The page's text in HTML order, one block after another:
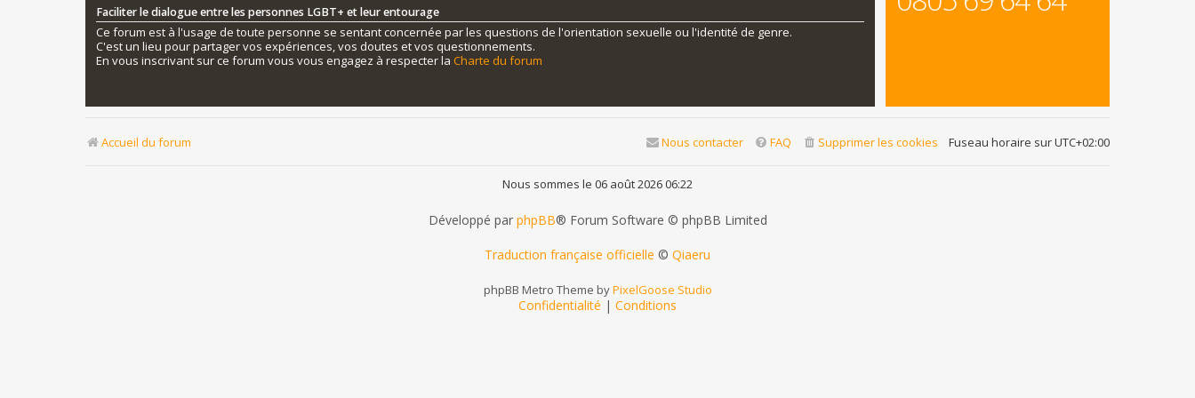
Faciliter le dialogue entre les personnes LGBT+ et leur entourage
Ce forum est à l'usage de toute personne se sentant concernée par les questions de l'orientation sexuelle ou l'identité de genre.
C'est un lieu pour partager vos expériences, vos doutes et vos questionnements.
En vous inscrivant sur ce forum vous vous engagez à respecter la Charte du forum
Accueil du forum Fuseau horaire surUTC+02:00
Supprimer les cookies
FAQ
Nous contacter
Nous sommes le 06 août 2026 06:22
Développé par phpBB® Forum Software © phpBB Limited
Traduction française officielle © Qiaeru
phpBB Metro Theme byPixelGoose Studio
Confidentialité | Conditions